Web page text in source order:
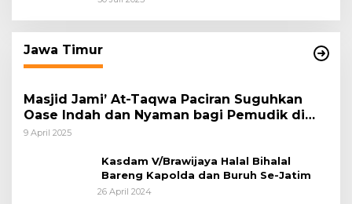
Jawa Timur
Masjid Jami’ At-Taqwa Paciran Suguhkan
Oase Indah dan Nyaman bagi Pemudik di
Jalur Pantura
9 April 2025
Kasdam V/Brawijaya Halal Bihalal
Bareng Kapolda dan Buruh Se-Jatim
26 April 2024